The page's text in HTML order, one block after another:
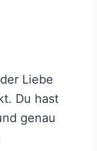
Liebe
Du hast
genau